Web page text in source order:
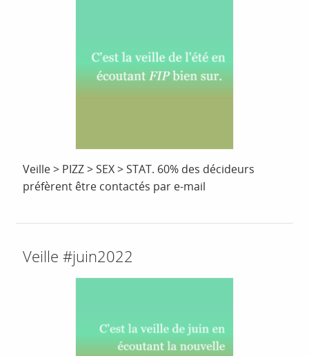
Veille > PIZZ > SEX > STAT. 60% des décideurs
préfèrent être contactés par e-mail
Veille #juin2022